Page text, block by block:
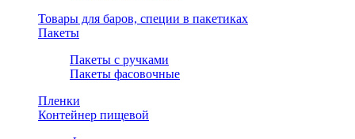
Товары для баров, специи в пакетиках
Пакеты
Пакеты с ручками
Пакеты фасовочные
Пленки
Контейнер пищевой